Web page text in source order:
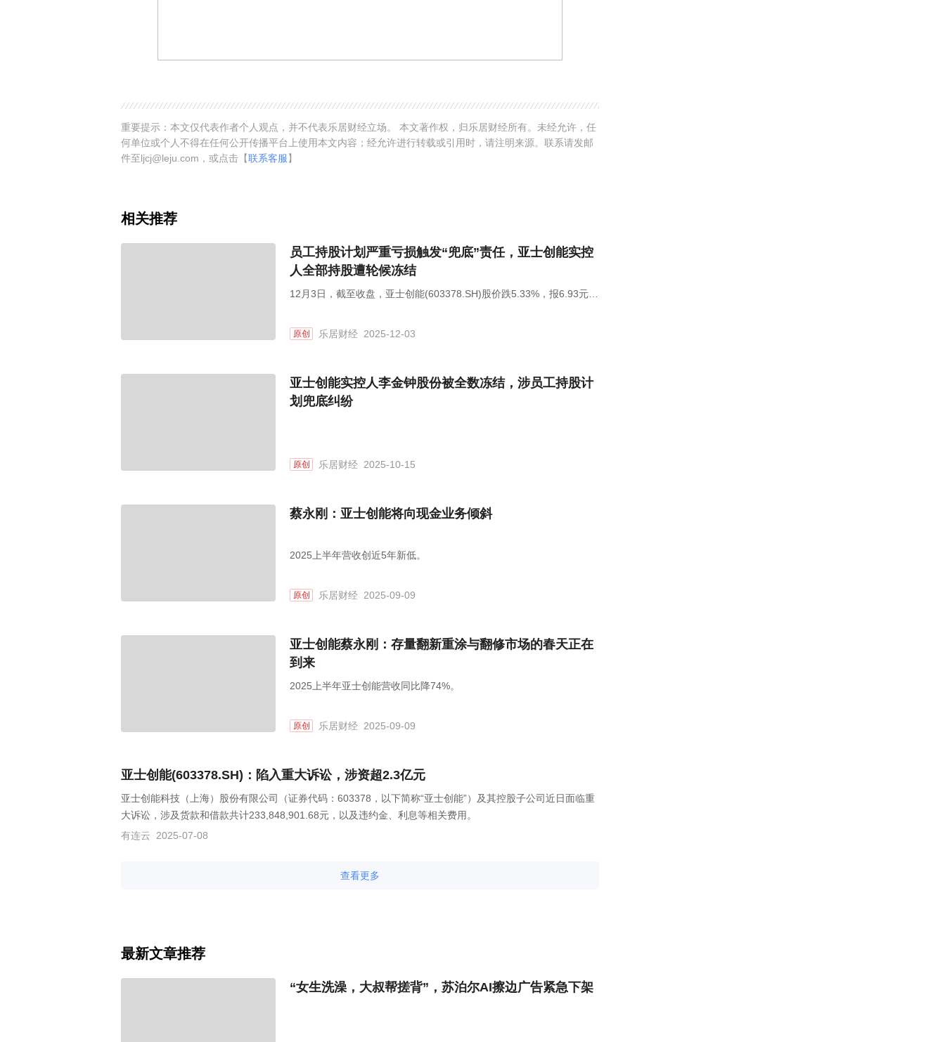
重要提示：本文仅代表作者个人观点，并不代表乐居财经立场。 本文著作权，归乐居财经所有。未经允许，任
何单位或个人不得在任何公开传播平台上使用本文内容；经允许进行转载或引用时，请注明来源。联系请发邮
件至ljcj@leju.com，或点击【联系客服】
相关推荐
员工持股计划严重亏损触发“兜底”责任，亚士创能实控
人全部持股遭轮候冻结
12月3日，截至收盘，亚士创能(603378.SH)股价跌5.33%，报6.93元/
原创 乐居财经 2025-12-03
亚士创能实控人李金钟股份被全数冻结，涉员工持股计
划兜底纠纷
原创 乐居财经 2025-10-15
蔡永刚：亚士创能将向现金业务倾斜
2025上半年营收创近5年新低。
原创 乐居财经 2025-09-09
亚士创能蔡永刚：存量翻新重涂与翻修市场的春天正在
到来
2025上半年亚士创能营收同比降74%。
原创 乐居财经 2025-09-09
亚士创能(603378.SH)：陷入重大诉讼，涉资超2.3亿元
亚士创能科技（上海）股份有限公司（证券代码：603378，以下简称“亚士创能”）及其控股子公司近日面临重
大诉讼，涉及货款和借款共计233,848,901.68元，以及违约金、利息等相关费用。
有连云
2025-07-08
查看更多
最新文章推荐
“女生洗澡，大叔帮搓背”，苏泊尔AI擦边广告紧急下架